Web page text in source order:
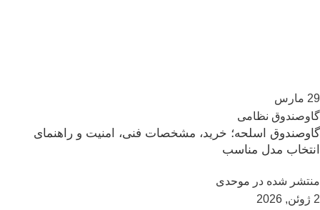
29 مارس
گاوصندوق نظامی
گاوصندوق اسلحه؛ خرید، مشخصات فنی، امنیت و راهنمای
انتخاب مدل مناسب
منتشر شده در موحدی
2 ژوئن, 2026